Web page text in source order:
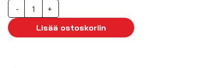
-
Nailonnauha19mm
musta/valkoinen
määrä
+
Lisää ostoskoriin